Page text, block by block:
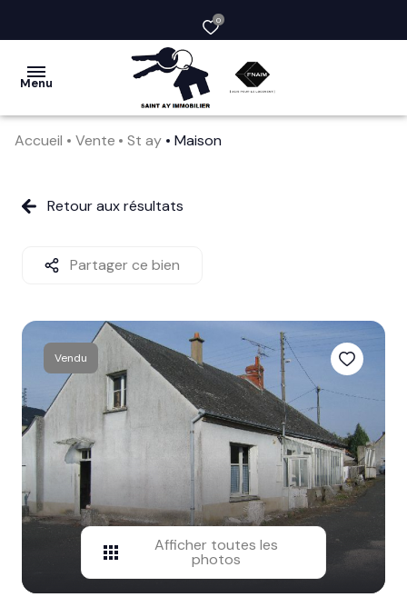
0
Menu
vendre
société
services
clients
contact
Accueil Vente St ay Maison
Retour aux résultats
Partager ce bien
Vendu
Afficher toutes les
photos